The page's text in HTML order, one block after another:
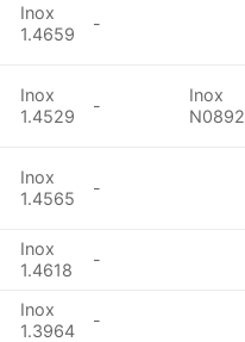
Inox
1.4659
-
Inox
1.4529
-
Inox
Inox
1.4565
-
Inox
1.4618
-
Inox
1.3964
-